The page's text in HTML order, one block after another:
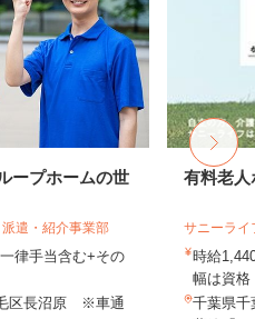
ープホームの世
遣・紹介事業部
律手当含む+その
区長沼原 ※車通
有料老人
サニーライ
時給
幅は資
千葉県千